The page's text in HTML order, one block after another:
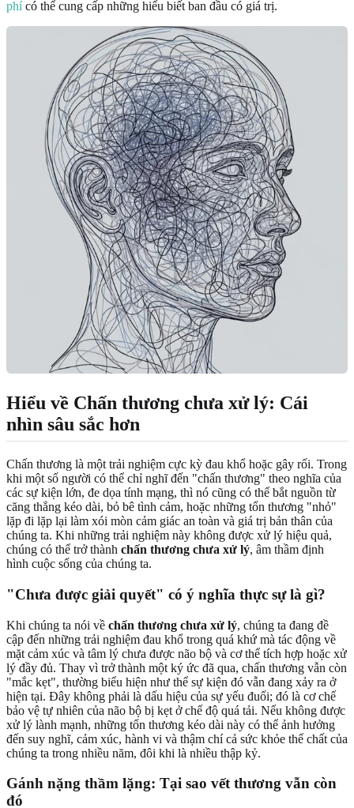
phícó thể cung cấp những hiểu biết ban đầu có giá trị.
Hiểu về Chấn thương chưa xử lý: Cái
nhìn sâu sắc hơn
Chấn thương là một trải nghiệm cực kỳ đau khổ hoặc gây rối. Trong
khi một số người có thể chỉ nghĩ đến "chấn thương" theo nghĩa của
các sự kiện lớn, đe dọa tính mạng, thì nó cũng có thể bắt nguồn từ
căng thẳng kéo dài, bỏ bê tình cảm, hoặc những tổn thương "nhỏ"
lặp đi lặp lại làm xói mòn cảm giác an toàn và giá trị bản thân của
chúng ta. Khi những trải nghiệm này không được xử lý hiệu quả,
chúng có thể trở thành chấn thương chưa xử lý, âm thầm định
hình cuộc sống của chúng ta.
"Chưa được giải quyết" có ý nghĩa thực sự là gì?
Khi chúng ta nói về chấn thương chưa xử lý, chúng ta đang đề
cập đến những trải nghiệm đau khổ trong quá khứ mà tác động về
mặt cảm xúc và tâm lý chưa được não bộ và cơ thể tích hợp hoặc xử
lý đầy đủ. Thay vì trở thành một ký ức đã qua, chấn thương vẫn còn
"mắc kẹt", thường biểu hiện như thể sự kiện đó vẫn đang xảy ra ở
hiện tại. Đây không phải là dấu hiệu của sự yếu đuối; đó là cơ chế
bảo vệ tự nhiên của não bộ bị kẹt ở chế độ quá tải. Nếu không được
xử lý lành mạnh, những tổn thương kéo dài này có thể ảnh hưởng
đến suy nghĩ, cảm xúc, hành vi và thậm chí cả sức khỏe thể chất của
chúng ta trong nhiều năm, đôi khi là nhiều thập kỷ.
Gánh nặng thầm lặng: Tại sao vết thương vẫn còn
đó